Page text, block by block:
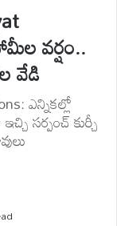
వర్షం..
వేడి
ఎన్నికల్లో
సర్పంచ్‌ కుర్చీ